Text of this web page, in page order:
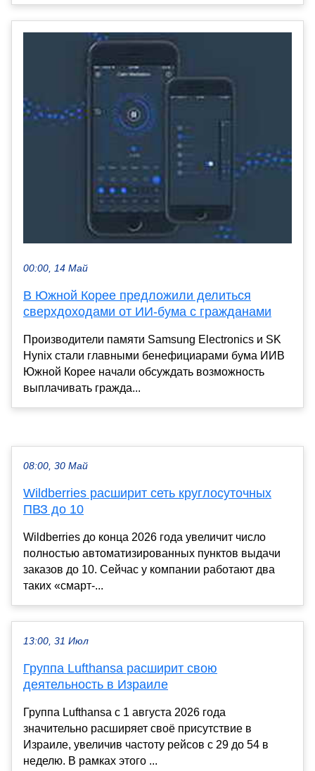
00:00, 14 Май
В Южной Корее предложили делиться
сверхдоходами от ИИ-бума с гражданами
Производители памяти Samsung Electronics и SK
Hynix стали главными бенефициарами бума ИИВ
Южной Корее начали обсуждать возможность
выплачивать гражда...
08:00, 30 Май
Wildberries расширит сеть круглосуточных
ПВЗ до 10
Wildberries до конца 2026 года увеличит число
полностью автоматизированных пунктов выдачи
заказов до 10. Сейчас у компании работают два
таких «смарт-...
13:00, 31 Июл
Группа Lufthansa расширит свою
деятельность в Израиле
Группа Lufthansa с 1 августа 2026 года
значительно расширяет своё присутствие в
Израиле, увеличив частоту рейсов с 29 до 54 в
неделю. В рамках этого ...